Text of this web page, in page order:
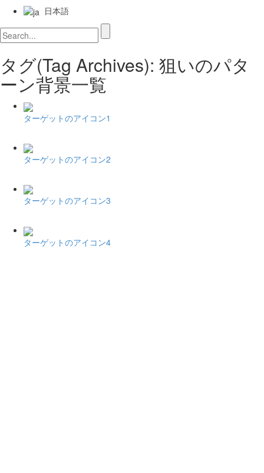
日本語
タグ(Tag Archives): 狙いのパタ
ーン背景一覧
ターゲットのアイコン1
ターゲットのアイコン2
ターゲットのアイコン3
ターゲットのアイコン4